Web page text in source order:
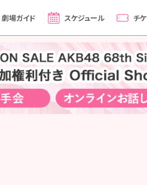
劇場ガイド スケジュール チ